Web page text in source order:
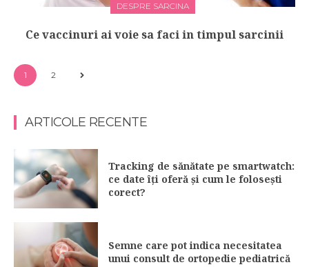
DESPRE SARCINA
Ce vaccinuri ai voie sa faci in timpul sarcinii
1 2
ARTICOLE RECENTE
Tracking de sănătate pe smartwatch:
ce date îți oferă și cum le folosești
corect?
Semne care pot indica necesitatea
unui consult de ortopedie pediatrică